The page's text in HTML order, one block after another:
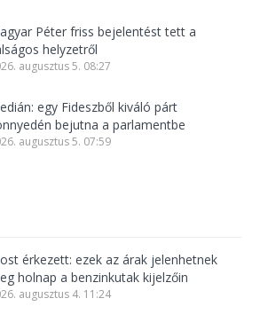
Péter friss bejelentést tett a
helyzetről
augusztus 5. 08:27
egy Fideszből kiváló párt
bejutna a parlamentbe
augusztus 5. 07:59
érkezett: ezek az árak jelenhetnek
holnap a benzinkutak kijelzőin
augusztus 4. 11:24